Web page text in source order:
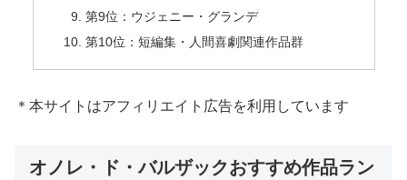
第9位：ウジェニー・グランデ
第10位：短編集・人間喜劇関連作品群
＊本サイトはアフィリエイト広告を利用しています
オノレ・ド・バルザックおすすめ作品ラン